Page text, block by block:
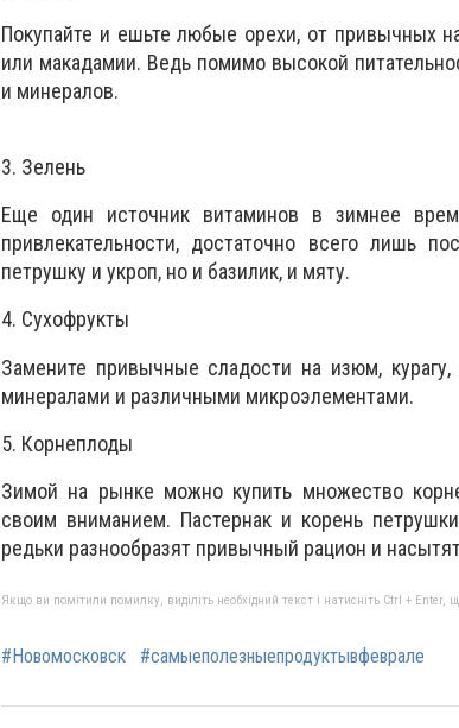
Покупайте и ешьте любые орехи, от привычных
или макадамии. Ведь помимо высокой
и минералов.
3. Зелень
Еще один источник витаминов в зимнее
привлекательности, достаточно всего лишь
петрушку и укроп, но и базилик, и мяту.
4. Сухофрукты
Замените привычные сладости на изюм,
минералами и различными микроэлементами.
5. Корнеплоды
Зимой на рынке можно купить множество
своим вниманием. Пастернак и корень
редьки разнообразят привычный рацион и
Якщо ви помітили помилку, виділіть необхідний текст і натисніть Ctrl + Enter,
#Новомосковск #самыеполезныепродуктывфеврале